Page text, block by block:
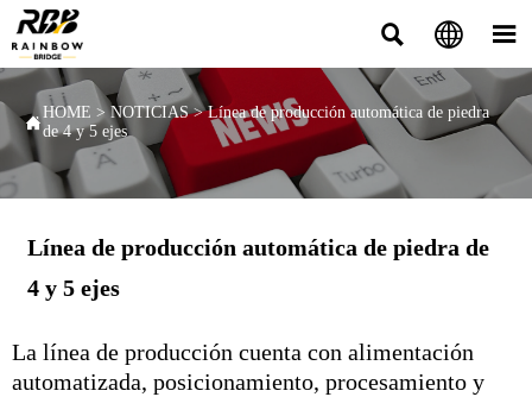
  
HOME >NOTICIAS>Línea de producción automática de piedra
de 4 y 5 ejes
Línea de producción automática de piedra de
4 y 5 ejes
La línea de producción cuenta con alimentación
automatizada, posicionamiento, procesamiento y